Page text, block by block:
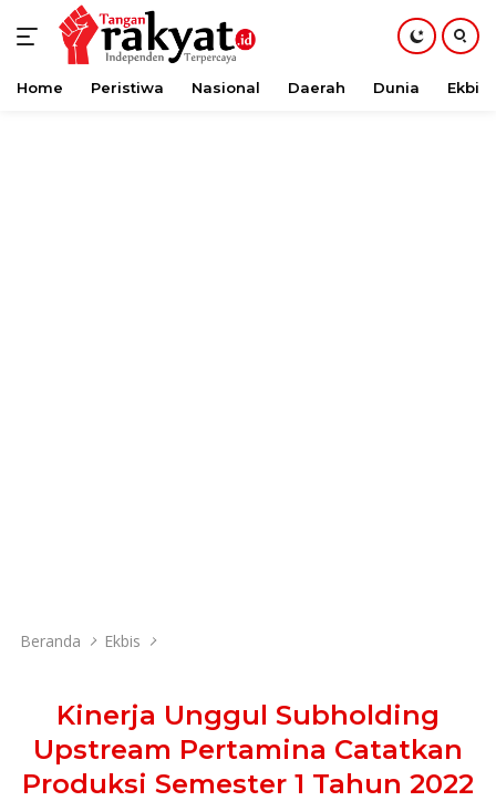
Langsung
Home Peristiwa Nasional Daerah Dunia Ekbis
Beranda Ekbis
Kinerja Unggul Subholding
Upstream Pertamina Catatkan
Produksi Semester 1 Tahun 2022